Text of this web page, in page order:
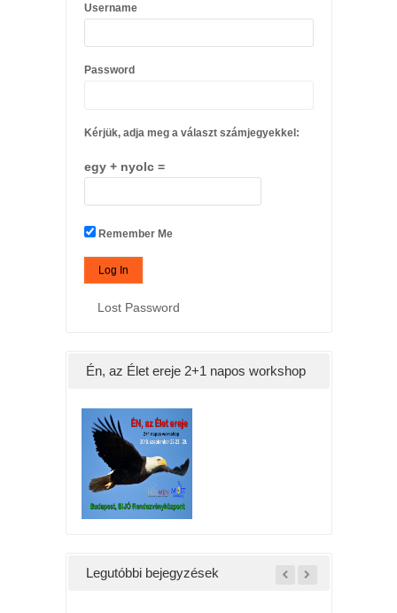
Username
Password
Kérjük, adja meg a választ számjegyekkel:
egy + nyolc =
Remember Me
Lost Password
Én, az Élet ereje 2+1 napos workshop
Legutóbbi bejegyzések